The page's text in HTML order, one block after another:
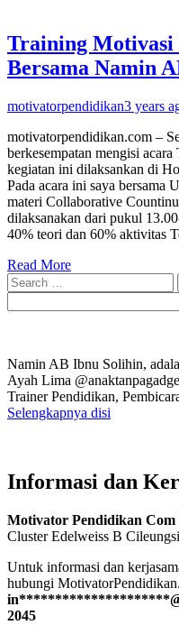
Training
Bersama Namin
motivatorpendidikan3 years
motivatorpendidikan.com –
berkesempatan mengisi
kegiatan ini dilaksankan di
Pada acara ini saya bersama
materi Collaborative
dilaksanakan dari pukul
40% teori dan 60% aktivitas
Read More
Search
for:
Namin AB Ibnu Solihin,
Ayah Lima
Trainer Pendidikan,
Selengkapnya disi
Informasi dan
Motivator Pendidikan
Cluster Edelweiss B
Untuk informasi dan
hubungi
in*********************
2045